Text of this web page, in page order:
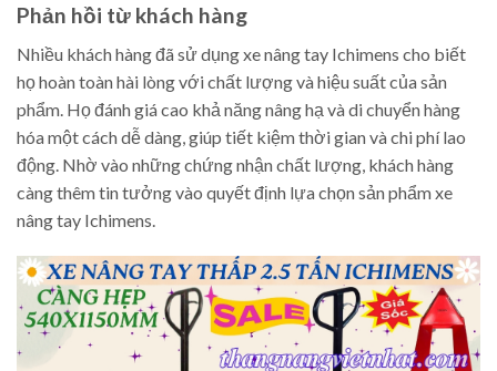
Phản hồi từ khách hàng
Nhiều khách hàng đã sử dụng xe nâng tay Ichimens cho biết
họ hoàn toàn hài lòng với chất lượng và hiệu suất của sản
phẩm. Họ đánh giá cao khả năng nâng hạ và di chuyển hàng
hóa một cách dễ dàng, giúp tiết kiệm thời gian và chi phí lao
động. Nhờ vào những chứng nhận chất lượng, khách hàng
càng thêm tin tưởng vào quyết định lựa chọn sản phẩm xe
nâng tay Ichimens.